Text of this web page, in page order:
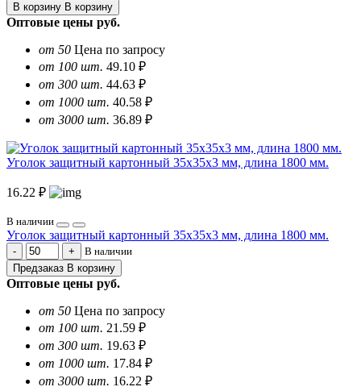
В корзину В корзину
Оптовые цены руб.
от 50 Цена по запросу
от 100 шт. 49.10 ₽
от 300 шт. 44.63 ₽
от 1000 шт. 40.58 ₽
от 3000 шт. 36.89 ₽
Уголок защитный картонный 35х35х3 мм, длина 1800 мм.
16.22 ₽
В наличии
Уголок защитный картонный 35х35х3 мм, длина 1800 мм.
В наличии
Предзаказ В корзину
Оптовые цены руб.
от 50 Цена по запросу
от 100 шт. 21.59 ₽
от 300 шт. 19.63 ₽
от 1000 шт. 17.84 ₽
от 3000 шт. 16.22 ₽